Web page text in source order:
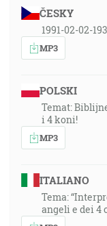
ČESKY
1991-02-02-
MP3
POLSKI
Temat:
i 4 koni!
MP3
ITALIANO
Tema:
angeli e dei 4